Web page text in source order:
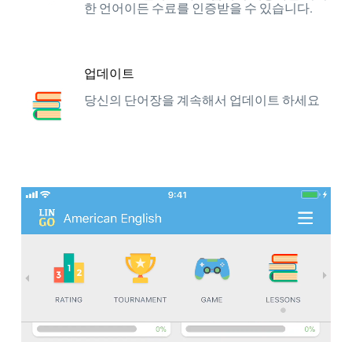
한 언어이든 수료를 인증받을 수 있습니다.
업데이트
당신의 단어장을 계속해서 업데이트 하세요